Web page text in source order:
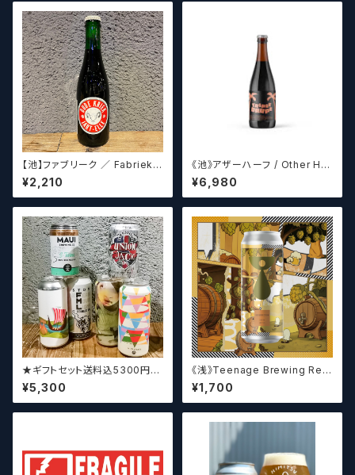
【池】ファブリーク ／ Fabriek
Oude Kriek Jart - Elle 37
5ml
¥2,210
《池》アザーハーフ / Other Hal
f Brewing Triple Drupe【ク
ラフトビールシザーズ】
¥6,980
★ギフトセット送料込5300円★
（お好みに合わせて4～5本チョ
イスさせていただきます）【クラフ
トビール】
¥5,300
《浅》Teenage Brewing Res
urrection // レザレクション【ク
ラフトビール】
¥1,700